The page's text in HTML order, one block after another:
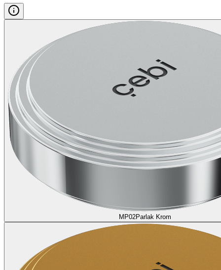
MP02Parlak Krom